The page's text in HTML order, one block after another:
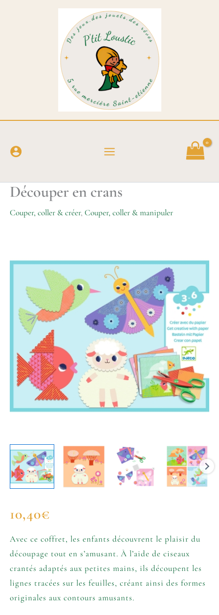
Découper en crans
Couper, coller & créer, Couper, coller & manipuler
10,40€
Avec ce coffret, les enfants découvrent le plaisir du
découpage tout en s’amusant. À l’aide de ciseaux
crantés adaptés aux petites mains, ils découpent les
lignes tracées sur les feuilles, créant ainsi des formes
originales aux contours amusants.